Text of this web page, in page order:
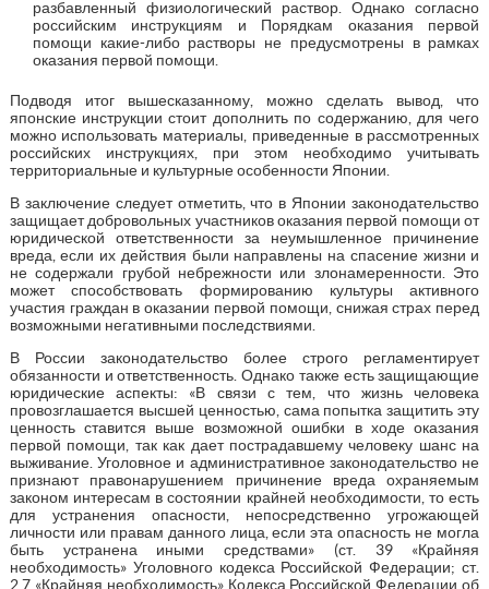
разбавленный физиологический раствор. Однако согласно
российским инструкциям и Порядкам оказания первой
помощи какие-либо растворы не предусмотрены в рамках
оказания первой помощи.
Подводя итог вышесказанному, можно сделать вывод, что
японские инструкции стоит дополнить по содержанию, для чего
можно использовать материалы, приведенные в рассмотренных
российских инструкциях, при этом необходимо учитывать
территориальные и культурные особенности Японии.
В заключение следует отметить, что в Японии законодательство
защищает добровольных участников оказания первой помощи от
юридической ответственности за неумышленное причинение
вреда, если их действия были направлены на спасение жизни и
не содержали грубой небрежности или злонамеренности. Это
может способствовать формированию культуры активного
участия граждан в оказании первой помощи, снижая страх перед
возможными негативными последствиями.
В России законодательство более строго регламентирует
обязанности и ответственность. Однако также есть защищающие
юридические аспекты: «В связи с тем, что жизнь человека
провозглашается высшей ценностью, сама попытка защитить эту
ценность ставится выше возможной ошибки в ходе оказания
первой помощи, так как дает пострадавшему человеку шанс на
выживание. Уголовное и административное законодательство не
признают правонарушением причинение вреда охраняемым
законом интересам в состоянии крайней необходимости, то есть
для устранения опасности, непосредственно угрожающей
личности или правам данного лица, если эта опасность не могла
быть устранена иными средствами» (ст. 39 «Крайняя
необходимость» Уголовного кодекса Российской Федерации; ст.
2.7 «Крайняя необходимость» Кодекса Российской Федерации об